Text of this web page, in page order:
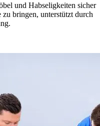
und Habseligkeiten sicher
zu bringen, unterstützt durch